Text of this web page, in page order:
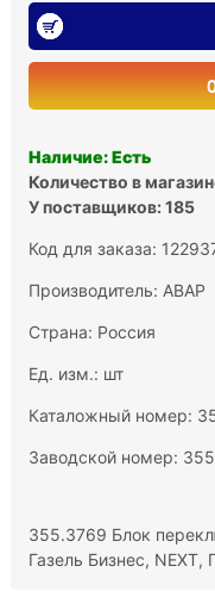
Наличие: Есть
Количество в
У поставщиков: 185
Код для заказа:
Производитель: АВАР
Страна: Россия
Ед. изм.: шт
Каталожный номер:
Заводской номер:
355.3769 Блок
Газель Бизнес, NEXT,